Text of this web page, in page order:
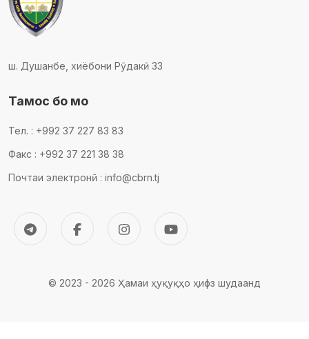
ш. Душанбе, хиёбони Рӯдакӣ 33
Тамос бо мо
Тел. : +992 37 227 83 83
Факс : +992 37 221 38 38
Почтаи электронӣ : info@cbrn.tj
© 2023 - 2026 Ҳамаи ҳуқуқҳо ҳифз шудаанд